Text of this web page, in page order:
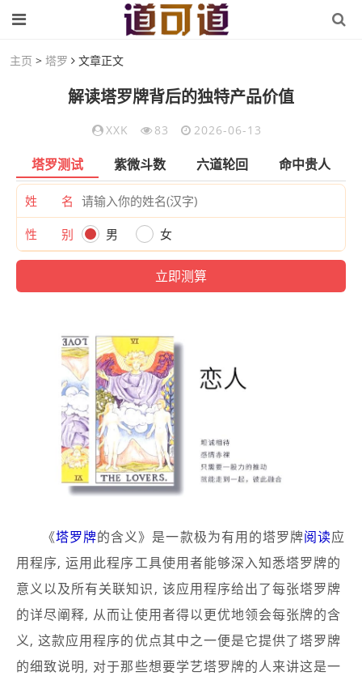
主页 > 塔罗 文章正文
解读塔罗牌背后的独特产品价值
XXK 83 2026-06-13
塔罗测试 紫微斗数 六道轮回 命中贵人
姓 名
性 别 男 女
《塔罗牌的含义》是一款极为有用的塔罗牌阅读应
用程序, 运用此程序工具使用者能够深入知悉塔罗牌的
意义以及所有关联知识, 该应用程序给出了每张塔罗牌
的详尽阐释, 从而让使用者得以更优地领会每张牌的含
义, 这款应用程序的优点其中之一便是它提供了塔罗牌
的细致说明, 对于那些想要学艺塔罗牌的人来讲这是一